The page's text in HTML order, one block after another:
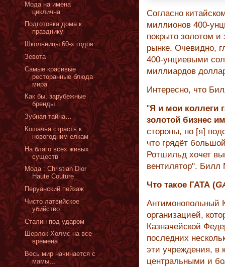
Согласно
миллионов 400-
покрыто золотом
рынке. Очевидно,
400-унциевыми
миллиардов
Интересно, что
"Я и мои коллеги
золотой бизнес
стороны, но [я]
что грядёт
Ротшильд хочет
вентилятор".
Что такое ГАТА (
Антимонопольный
организацией,
Казначейской
последних
эти учреждения, в
центральными и
Мода на имена
циклична
Подготовка дома к
празднику
Школьницы 60-х годов
Зевота
Самые красивые
ресторанные блюда
мира
Как бы, зарубежные
бренды…
Зубная тайна…
Кошачья страсть к
новогодним елкам
На благо всех живых
существ
Мода : Christian Dior
Haute Couture
Перуанский пейзаж
Чисто латвийское
убийство
Сталин под ударом
Шерлок Холмс на все
времена
Весь мир начинается с
мамы…